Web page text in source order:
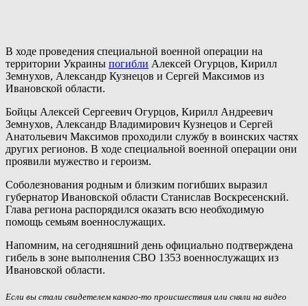
В ходе проведения специальной военной операции на
территории Украины погибли Алексей Огурцов, Кирилл
Земнухов, Александр Кузнецов и Сергей Максимов из
Ивановской области.
Бойцы Алексей Сергеевич Огурцов, Кирилл Андреевич
Земнухов, Александр Владимирович Кузнецов и Сергей
Анатольевич Максимов проходили службу в воинских частях
других регионов. В ходе специальной военной операции они
проявили мужество и героизм.
Соболезнования родным и близким погибших выразил
губернатор Ивановской области Станислав Воскресенский.
Глава региона распорядился оказать всю необходимую
помощь семьям военнослужащих.
Напомним, на сегодняшний день официально подтверждена
гибель в зоне выполнения СВО 1353 военнослужащих из
Ивановской области.
Если вы стали свидетелем какого-то происшествия или сняли на видео